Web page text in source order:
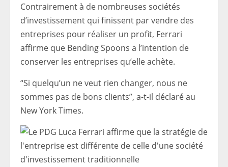
Contrairement à de nombreuses sociétés
d’investissement qui finissent par vendre des
entreprises pour réaliser un profit, Ferrari
affirme que Bending Spoons a l’intention de
conserver les entreprises qu’elle achète.
“Si quelqu’un ne veut rien changer, nous ne
sommes pas de bons clients”, a-t-il déclaré au
New York Times.